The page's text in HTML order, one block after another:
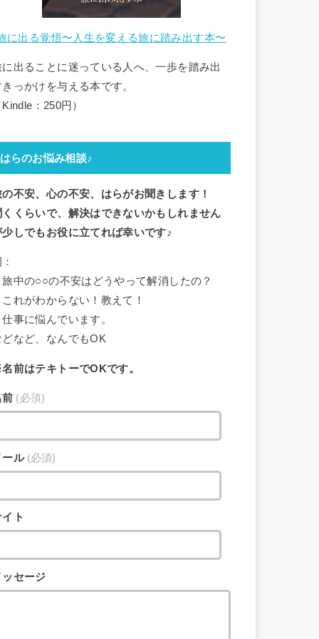
に出る覚悟〜人生を変える旅に踏み出す本〜
に出ることに迷っている人へ、一歩を踏み出
きっかけを与える本です。
：250円）
はらのお悩み相談♪
の不安、心の不安、はらがお聞きします！
くくらいで、解決はできないかもしれません
少しでもお役に立てれば幸いです♪
旅中の○○の不安はどうやって解消したの？
これがわからない！教えて！
仕事に悩んでいます。
どなど、なんでもOK
前はテキトーでOKです。
前 (必須)
ール (必須)
ト
ッセージ